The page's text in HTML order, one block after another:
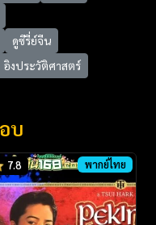
ดูซีรี่ย์จีน
อิงประวัติศาสตร์
บ
7.8 พากย์ไทย